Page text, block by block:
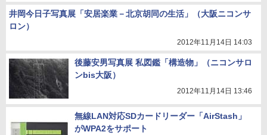
井岡今日子写真展「安居楽業－北京胡同の生活」（大阪ニコンサ
ロン）
2012年11月14日 14:03
後藤安男写真展 私図鑑「構造物」（ニコンサロ
ンbis大阪）
2012年11月14日 13:46
無線LAN対応SDカードリーダー「AirStash」
がWPA2をサポート